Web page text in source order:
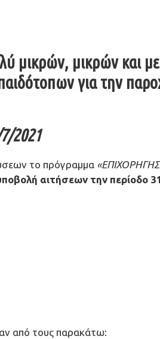
μικρών, μικρών και
για την
2021
το πρόγραμμα
αιτήσεων την περίοδο
από τους παρακάτω: